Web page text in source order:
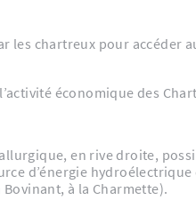
les chartreux pour accéder
économique des
en rive droite,
d’énergie
à la Charmette).